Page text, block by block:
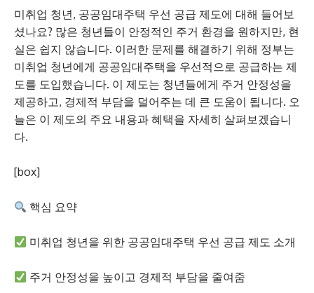
미취업 청년, 공공임대주택 우선 공급 제도에 대해 들어보
셨나요? 많은 청년들이 안정적인 주거 환경을 원하지만, 현
실은 쉽지 않습니다. 이러한 문제를 해결하기 위해 정부는
미취업 청년에게 공공임대주택을 우선적으로 공급하는 제
도를 도입했습니다. 이 제도는 청년들에게 주거 안정성을
제공하고, 경제적 부담을 덜어주는 데 큰 도움이 됩니다. 오
늘은 이 제도의 주요 내용과 혜택을 자세히 살펴보겠습니
다.
[box]
핵심 요약
미취업 청년을 위한 공공임대주택 우선 공급 제도 소개
주거 안정성을 높이고 경제적 부담을 줄여줌